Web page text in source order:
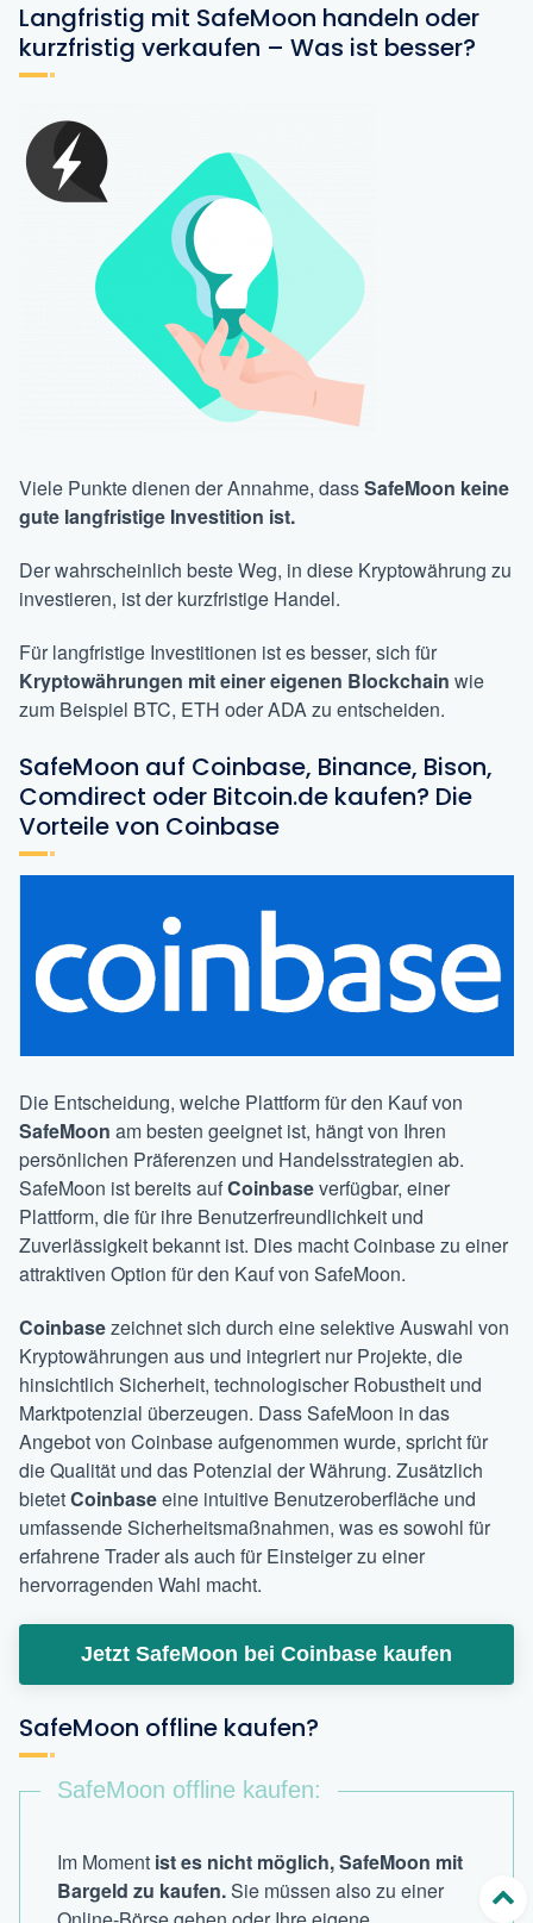
Langfristig mit SafeMoon handeln oder
kurzfristig verkaufen – Was ist besser?
Viele Punkte dienen der Annahme, dassSafeMoon keine
gute langfristige Investition ist.
Der wahrscheinlich beste Weg, in diese Kryptowährung zu
investieren, ist der kurzfristige Handel.
Für langfristige Investitionen ist es besser, sich für
Kryptowährungen mit einer eigenen Blockchain wie
zum Beispiel BTC, ETH oder ADA zu entscheiden.
SafeMoon auf Coinbase, Binance, Bison,
Comdirect oder Bitcoin.de kaufen? Die
Vorteile von Coinbase
Die Entscheidung, welche Plattform für den Kauf von
SafeMoon am besten geeignet ist, hängt von Ihren
persönlichen Präferenzen und Handelsstrategien ab.
SafeMoon ist bereits aufCoinbaseverfügbar, einer
Plattform, die für ihre Benutzerfreundlichkeit und
Zuverlässigkeit bekannt ist. Dies macht Coinbase zu einer
attraktiven Option für den Kauf von SafeMoon.
Coinbasezeichnet sich durch eine selektive Auswahl von
Kryptowährungen aus und integriert nur Projekte, die
hinsichtlich Sicherheit, technologischer Robustheit und
Marktpotenzial überzeugen. Dass SafeMoon in das
Angebot von Coinbase aufgenommen wurde, spricht für
die Qualität und das Potenzial der Währung. Zusätzlich
bietetCoinbaseeine intuitive Benutzeroberfläche und
umfassende Sicherheitsmaßnahmen, was es sowohl für
erfahrene Trader als auch für Einsteiger zu einer
hervorragenden Wahl macht.
Jetzt SafeMoon bei Coinbase kaufen
SafeMoon offline kaufen?
SafeMoon offline kaufen:
Im Moment ist es nicht möglich, SafeMoon mit
Bargeld zu kaufen.Sie müssen also zu einer